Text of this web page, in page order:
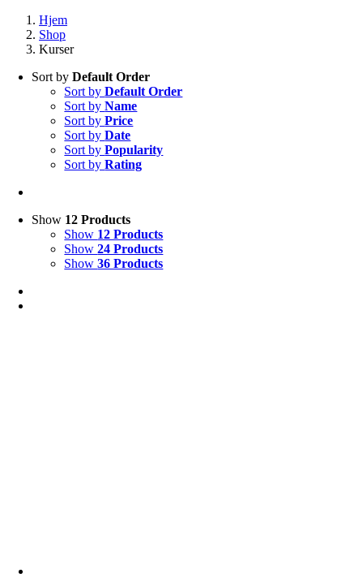
Hjem
Shop
Kurser
Sort byDefault Order
Sort byDefault Order
Sort byName
Sort byPrice
Sort byDate
Sort byPopularity
Sort byRating
Show 12 Products
Show 12 Products
Show24 Products
Show36 Products